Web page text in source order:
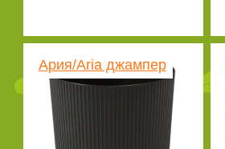
Ария/Aria джампер